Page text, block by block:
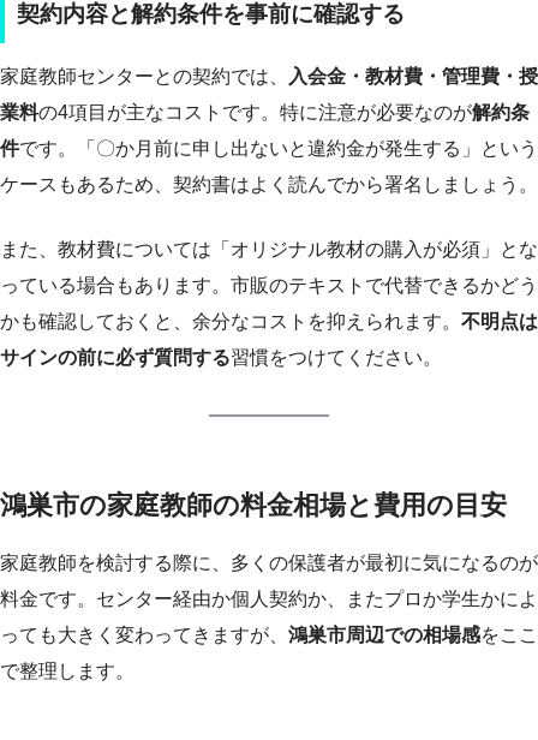
契約内容と解約条件を事前に確認する
家庭教師センターとの契約では、
入会金・教材費・管理費・授
業料の4項目が主なコストです。特に注意が必要なのが解約条
件です。「〇か月前に申し出ないと違約金が発生する」という
ケースもあるため、契約書はよく読んでから署名しましょう。
また、教材費については「オリジナル教材の購入が必須」とな
っている場合もあります。市販のテキストで代替できるかどう
かも確認しておくと、余分なコストを抑えられます。 不明点は
サインの前に必ず質問する習慣をつけてください。
鴻巣市の家庭教師の料金相場と費用の目安
家庭教師を検討する際に、多くの保護者が最初に気になるのが
料金です。センター経由か個人契約か、またプロか学生かによ
っても大きく変わってきますが、 鴻巣市周辺での相場感をここ
で整理します。